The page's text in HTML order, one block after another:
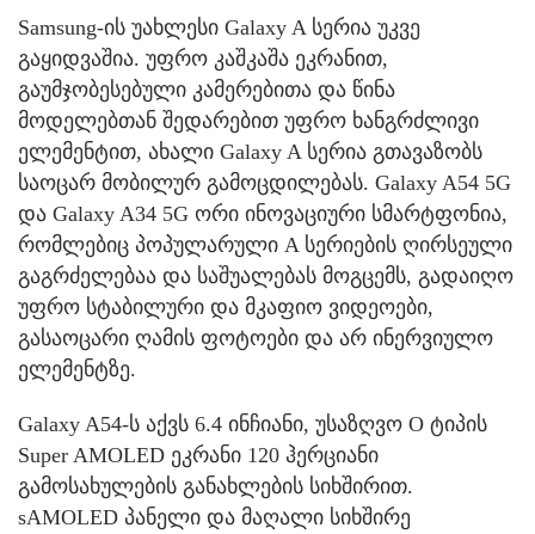
Samsung-ის უახლესი Galaxy A სერია უკვე
გაყიდვაშია. უფრო კაშკაშა ეკრანით,
გაუმჯობესებული კამერებითა და წინა
მოდელებთან შედარებით უფრო ხანგრძლივი
ელემენტით, ახალი Galaxy A სერია გთავაზობს
საოცარ მობილურ გამოცდილებას. Galaxy A54 5G
და Galaxy A34 5G ორი ინოვაციური სმარტფონია,
რომლებიც პოპულარული A სერიების ღირსეული
გაგრძელებაა და საშუალებას მოგცემს, გადაიღო
უფრო სტაბილური და მკაფიო ვიდეოები,
გასაოცარი ღამის ფოტოები და არ ინერვიულო
ელემენტზე.
Galaxy A54-ს აქვს 6.4 ინჩიანი, უსაზღვო O ტიპის
Super AMOLED ეკრანი 120 ჰერციანი
გამოსახულების განახლების სიხშირით.
sAMOLED პანელი და მაღალი სიხშირე